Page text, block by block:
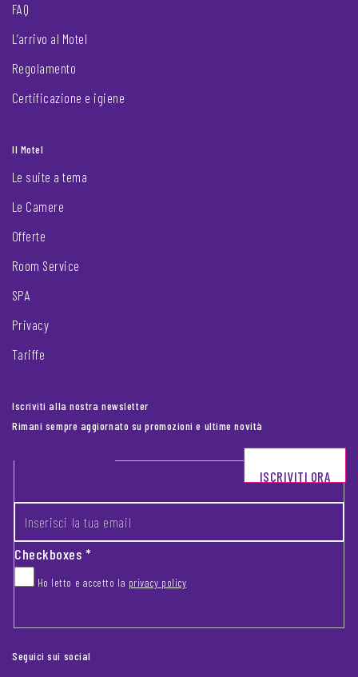
FAQ
L’arrivo al Motel
Regolamento
Certificazione e igiene
Il Motel
Le suite a tema
Le Camere
Offerte
Room Service
SPA
Privacy
Tariffe
Iscriviti alla nostra newsletter
Rimani sempre aggiornato su promozioni e ultime novità
Footer newsletter
Checkboxes*
Ho letto e accetto la privacy policy
ISCRIVITI ORA
Seguici sui social